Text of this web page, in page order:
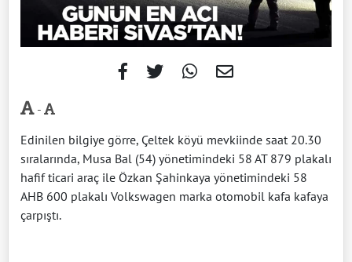
-
Edinilen bilgiye görre, Çeltek köyü mevkiinde saat 20.30
sıralarında, Musa Bal (54) yönetimindeki 58 AT 879 plakalı
hafif ticari araç ile Özkan Şahinkaya yönetimindeki 58
AHB 600 plakalı Volkswagen marka otomobil kafa kafaya
çarpıştı.